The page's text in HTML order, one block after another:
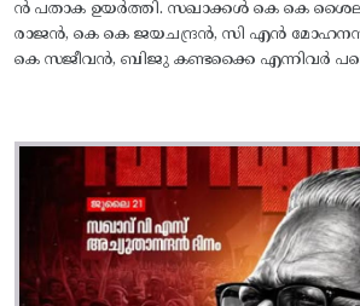
ൻ പതാക ഉയർത്തി. സഖാക്കൾ കെ കെ
രാജൻ, കെ കെ ജയചന്ദ്രൻ, സി എൻ
കെ സജീവൻ, ബിജു കണ്ടക്കൈ എന്നിവർ